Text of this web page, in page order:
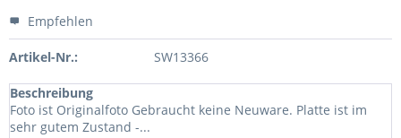
Empfehlen
Artikel-Nr.: SW13366
Beschreibung
Foto ist Originalfoto Gebraucht keine Neuware. Platte ist im
sehr gutem Zustand -...